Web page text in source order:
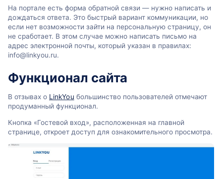
На портале есть форма обратной связи — нужно написать и
дождаться ответа. Это быстрый вариант коммуникации, но
если нет возможности зайти на персональную страницу, он
не сработает. В этом случае можно написать письмо на
адрес электронной почты, который указан в правилах:
info@linkyou.ru.
Функционал сайта
В отзывах о LinkYou большинство пользователей отмечают
продуманный функционал.
Кнопка «Гостевой вход», расположенная на главной
странице, откроет доступ для ознакомительного просмотра.